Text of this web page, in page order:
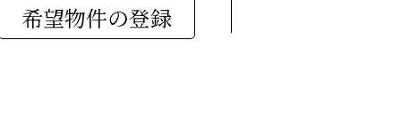
希望物件の登録